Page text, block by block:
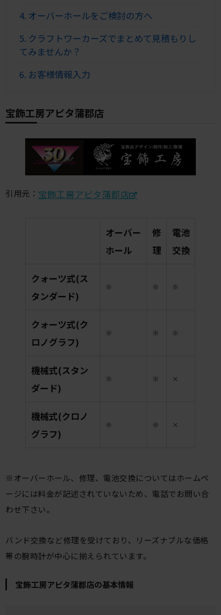
4. オーバーホールをご検討の方へ
5. クラフトワーカーズでまとめて見積もりし
てみませんか？
6. お客様情報入力
宝飾工房アピタ蒲郡店
引用元： 宝飾工房アピタ蒲郡店
オーバー
ホール
修
理
電池
交換
クォーツ式(ス
タンダード)
※ ※ ※
クォーツ式(ク
ロノグラフ)
※ ※ ※
機械式(スタン
ダード)
※ ※ ×
機械式(クロノ
グラフ)
※ ※ ×
※オーバーホール、修理、電池交換についてはホームペ
ージには料金が記述されていないため、電話でお問い合
わせ下さい。
バンド交換など修理を受けており、リーズナブルな価格
帯の腕時計が中心に揃えられています。
宝飾工房アピタ蒲郡店の基本情報